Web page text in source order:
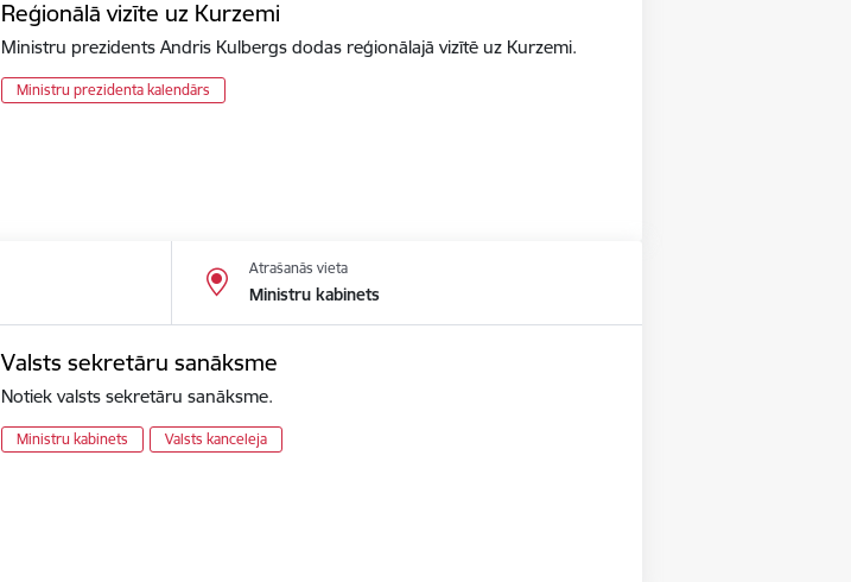
Reģionālā vizīte uz Kurzemi
Ministru prezidents Andris Kulbergs dodas reģionālajā vizītē uz Kurzemi.
Ministru prezidenta kalendārs
Atrašanās vieta
Ministru kabinets
Valsts sekretāru sanāksme
Notiek valsts sekretāru sanāksme.
Ministru kabinets Valsts kanceleja